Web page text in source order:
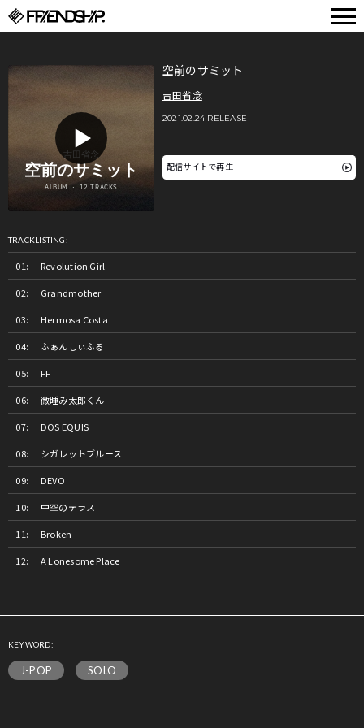
空前のサミット
吉田省念
2021.02.24 RELEASE
配信サイトで再生
TRACKLISTING:
Revolution Girl
Grandmother
Hermosa Costa
ふぁんしぃふる
FF
微睡み太郎くん
DOS EQUIS
シガレットブルース
DEVO
中空のテラス
Broken
A Lonesome Place
KEYWORD:
J-POP SOLO